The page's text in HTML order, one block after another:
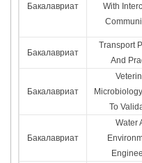
Бакалавриат
With
Бакалавриат
Transport
And
Бакалавриат
To
Бакалавриат
Water